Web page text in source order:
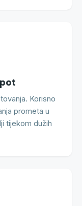
Korisno
prometa u
tijekom dužih